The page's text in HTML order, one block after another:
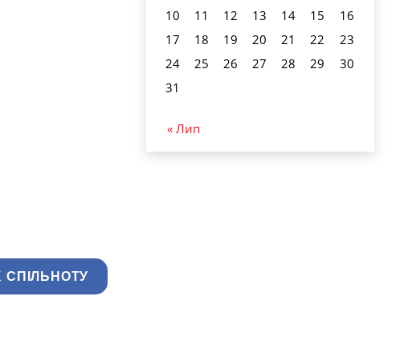
СПІЛЬНОТУ
10
11 12 13 14 15
16
17
18 19 20 21 22
23
24
25 26 27 28 29
30
31
« Лип